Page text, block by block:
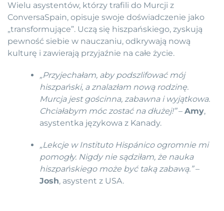
Wielu asystentów, którzy trafili do Murcji z
ConversaSpain, opisuje swoje doświadczenie jako
„transformujące”. Uczą się hiszpańskiego, zyskują
pewność siebie w nauczaniu, odkrywają nową
kulturę i zawierają przyjaźnie na całe życie.
„Przyjechałam, aby podszlifować mój
hiszpański, a znalazłam nową rodzinę.
Murcja jest gościnna, zabawna i wyjątkowa.
Chciałabym móc zostać na dłużej!”–Amy,
asystentka językowa z Kanady.
„Lekcje w Instituto Hispánico ogromnie mi
pomogły. Nigdy nie sądziłam, że nauka
hiszpańskiego może być taką zabawą.”–
Josh, asystent z USA.